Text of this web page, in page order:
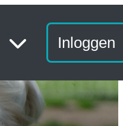
Inloggen